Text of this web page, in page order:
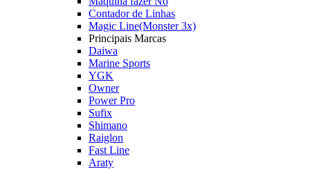
Contador de Linhas
Magic Line(Monster 3x)
Principais Marcas
Daiwa
Marine Sports
YGK
Owner
Power Pro
Sufix
Shimano
Raiglon
Fast Line
Araty